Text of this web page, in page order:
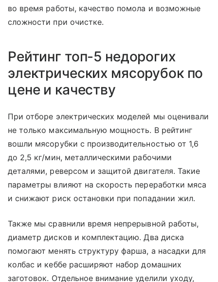
во время работы, качество помола и возможные
сложности при очистке.
Рейтинг топ-5 недорогих
электрических мясорубок по
цене и качеству
При отборе электрических моделей мы оценивали
не только максимальную мощность. В рейтинг
вошли мясорубки с производительностью от 1,6
до 2,5 кг/мин, металлическими рабочими
деталями, реверсом и защитой двигателя. Такие
параметры влияют на скорость переработки мяса
и снижают риск остановки при попадании жил.
Также мы сравнили время непрерывной работы,
диаметр дисков и комплектацию. Два диска
помогают менять структуру фарша, а насадки для
колбас и кеббе расширяют набор домашних
заготовок. Отдельное внимание уделили уходу,